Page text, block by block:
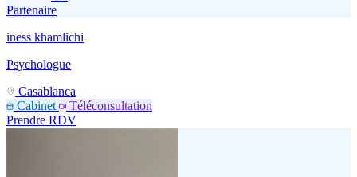
Partenaire
iness khamlichi
Psychologue
Casablanca
Cabinet
Téléconsultation
Prendre RDV